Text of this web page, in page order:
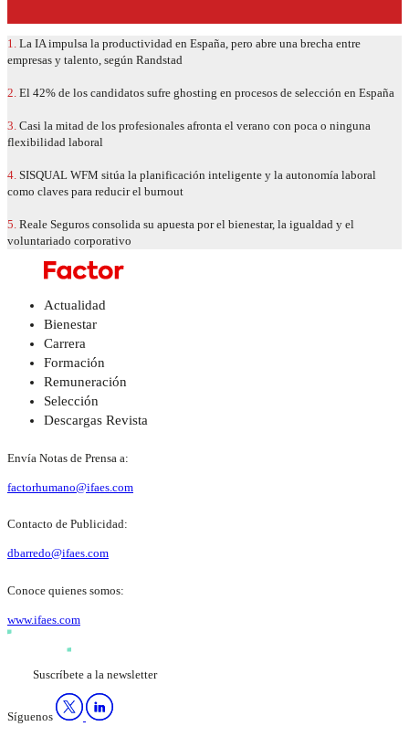
1. La IA impulsa la productividad en España, pero abre una brecha entre
empresas y talento, según Randstad
2. El 42% de los candidatos sufre ghosting en procesos de selección en España
3. Casi la mitad de los profesionales afronta el verano con poca o ninguna
flexibilidad laboral
4. SISQUAL WFM sitúa la planificación inteligente y la autonomía laboral
como claves para reducir el burnout
5. Reale Seguros consolida su apuesta por el bienestar, la igualdad y el
voluntariado corporativo
Actualidad
Bienestar
Carrera
Formación
Remuneración
Selección
Descargas Revista
Envía Notas de Prensa a:
factorhumano@ifaes.com
Contacto de Publicidad:
dbarredo@ifaes.com
Conoce quienes somos:
www.ifaes.com
Suscríbete a la newsletter
Síguenos